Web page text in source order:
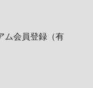
ム会員登録（有